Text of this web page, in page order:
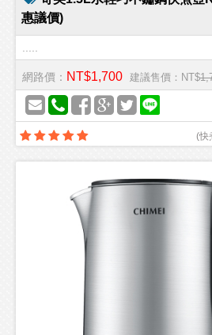
惠議價)
網路價： NT$1,700 建議售價：NT$
(快